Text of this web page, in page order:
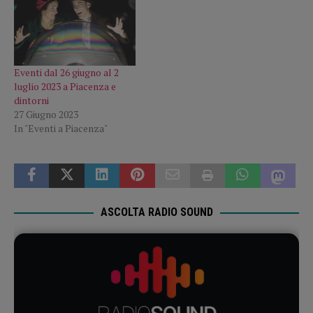
Eventi dal 26 giugno al 2
luglio 2023 a Piacenza e
dintorni
27 Giugno 2023
In "Eventi a Piacenza"
ASCOLTA RADIO SOUND